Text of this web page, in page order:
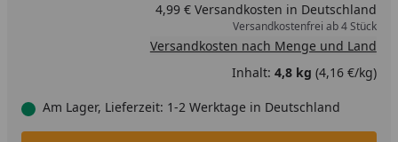
4,99 € Versandkosten in Deutschland
Versandkostenfrei ab 4 Stück
Versandkosten nach Menge und Land
Inhalt: 4,8 kg (4,16 €/kg)
Am Lager, Lieferzeit: 1-2 Werktage in Deutschland